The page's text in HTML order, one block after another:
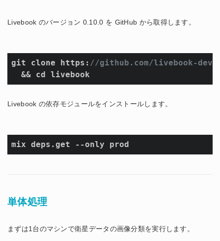
Livebook のバージョン 0.10.0 を GitHub から取得します。
git clone https: //github.com/livebook-
Livebook の依存モジュールをインストールします。
mix deps.get --only prod
単体処理
まずは1台のマシンで衛星データの画像分類を実行します。